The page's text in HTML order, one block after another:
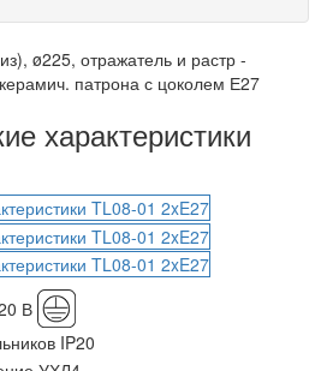
ø225, отражатель и растр -
патрона с цоколем Е27
характеристики